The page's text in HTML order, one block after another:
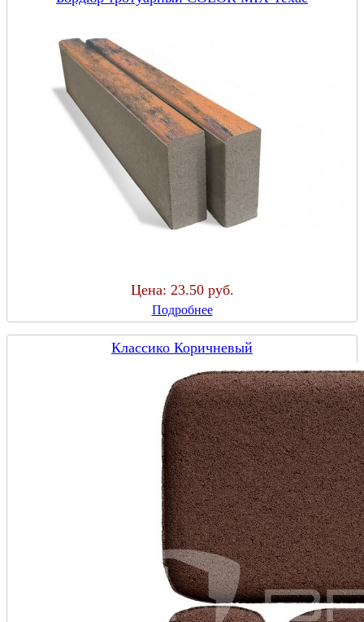
Цена: 23.50 руб.
Подробнее
Классико Коричневый